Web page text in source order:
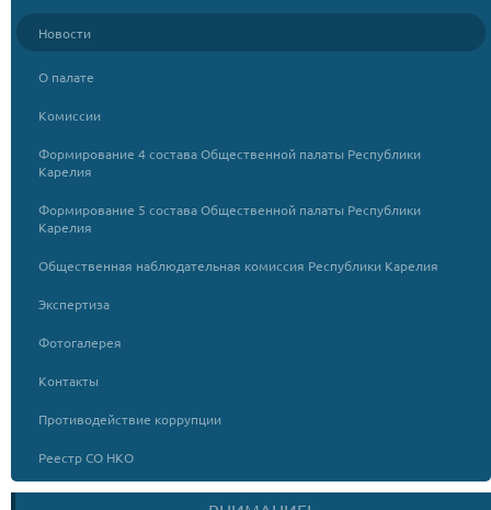
Новости
О палате
Комиссии
Формирование 4 состава Общественной палаты Республики
Карелия
Формирование 5 состава Общественной палаты Республики
Карелия
Общественная наблюдательная комиссия Республики Карелия
Экспертиза
Фотогалерея
Контакты
Противодействие коррупции
Реестр СО НКО